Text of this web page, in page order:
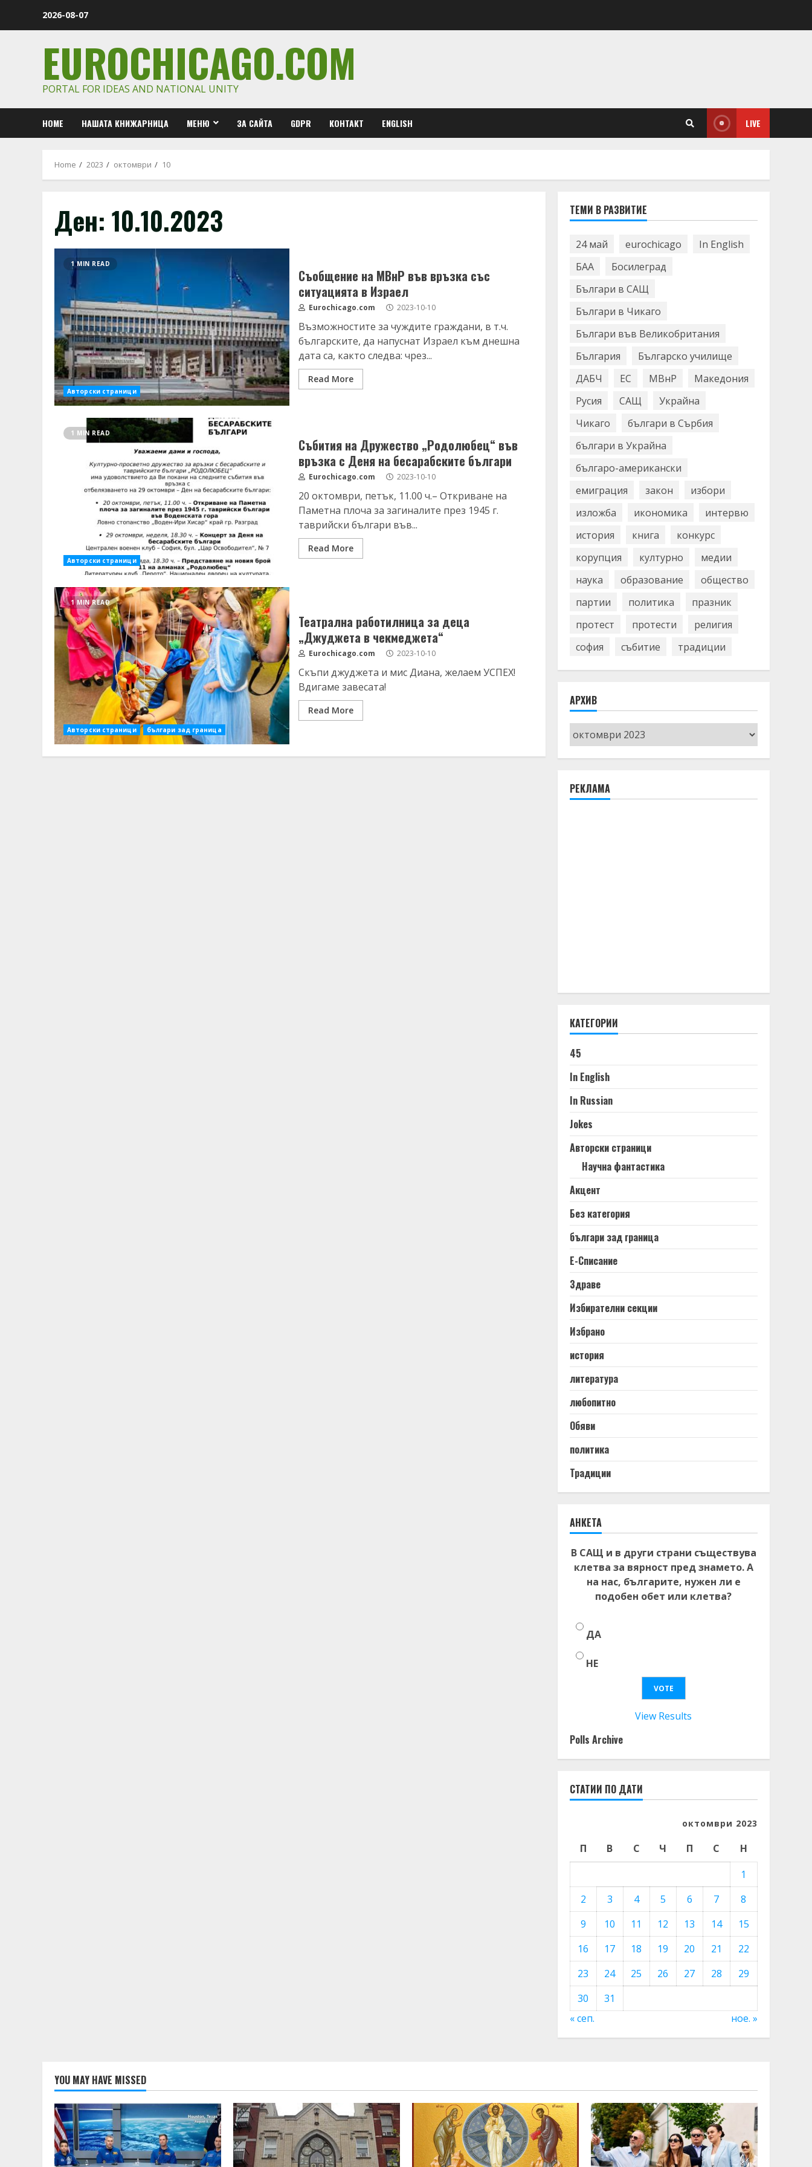
2026-08-07
EUROCHICAGO.COM
PORTAL FOR IDEAS AND NATIONAL UNITY
HOME НАШАТА КНИЖАРНИЦА МЕНЮ ЗА САЙТА GDPR КОНТАКТ ENGLISH LIVE
Home 2023 октомври 10
Ден: 10.10.2023
1 MIN READ
Авторски страници
Съобщение на МВнР във връзка със
ситуацията в Израел
Eurochicago.com 2023-10-10
Възможностите за чуждите граждани, в т.ч.
българските, да напуснат Израел към днешна
дата са, както следва: чрез...
Read More
1 MIN READ
Авторски страници
Събития на Дружество „Родолюбец“ във
връзка с Деня на бесарабските българи
Eurochicago.com 2023-10-10
20 октомври, петък, 11.00 ч.– Откриване на
Паметна плоча за загиналите през 1945 г.
таврийски българи във...
Read More
1 MIN READ
Авторски страници българи зад граница
Театрална работилница за деца
„Джуджета в чекмеджета“
Eurochicago.com 2023-10-10
Скъпи джуджета и мис Диана, желаем УСПЕХ!
Вдигаме завесата!
Read More
ТЕМИ В РАЗВИТИЕ
24 май eurochicago
In English
БАА
Босилеград
Българи в САЩ
Българи в Чикаго
Българи във Великобритания
България
Българско училище
ДАБЧ
ЕС МВнР
Македония
Русия
САЩ
Украйна
Чикаго
българи в Сърбия
българи в Украйна
българо-американски
емиграция
закон
избори
изложба
икономика
интервю
история
книга
конкурс
корупция
културно
медии
наука
образование
общество
партии
политика
празник
протест
протести
религия
софия
събитие традиции
АРХИВ
Архив
РЕКЛАМА
КАТЕГОРИИ
45
In English
In Russian
Jokes
Авторски страници
Научна фантастика
Акцент
Без категория
българи зад граница
Е-Списание
Здраве
Избирателни секции
Избрано
история
литература
любопитно
Обяви
политика
Традиции
АНКЕТА
В САЩ и в други страни съществува
клетва за вярност пред знамето. А
на нас, българите, нужен ли е
подобен обет или клетва?
ДА
НЕ
View Results
Polls Archive
СТАТИИ ПО ДАТИ
октомври 2023
П В С Ч П С
Н
1
2
3 4 5 6 7
8
9
10 11 12 13 14
15
16
17 18 19 20 21
22
23
24 25 26 27 28
29
30
31
« сеп.
ное. »
YOU MAY HAVE MISSED